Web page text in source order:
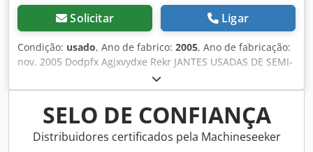
Solicitar Ligar
Condição: usado, Ano de fabrico: 2005, Ano de fabricação:
nov. 2005 Dodpfx Agjxvydxe Rekr JANTES USADAS DE SEMI-
REBOQUE 11.75 / 22.5 PARA PNEUS 385/65 / 55 R 22.5
SELO DE CONFIANÇA
Distribuidores certificados pela Machineseeker